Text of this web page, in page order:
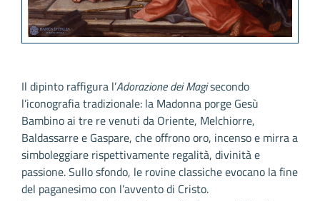
Il dipinto raffigura l’Adorazione dei Magisecondo
l’iconografia tradizionale: la Madonna porge Gesù
Bambino ai tre re venuti da Oriente, Melchiorre,
Baldassarre e Gaspare, che offrono oro, incenso e mirra a
simboleggiare rispettivamente regalità, divinità e
passione. Sullo sfondo, le rovine classiche evocano la fine
del paganesimo con l’avvento di Cristo.